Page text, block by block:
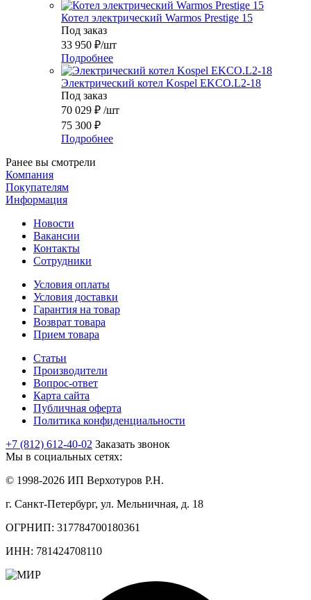
Котел электрический Warmos Prestige 15
Под заказ
33 950 ₽/шт
Подробнее
Электрический котел Kospel EKCO.L2-18
Под заказ
70 029 ₽ /шт
75 300 ₽
Подробнее
Ранее вы смотрели
Компания
Покупателям
Информация
Новости
Вакансии
Контакты
Сотрудники
Условия оплаты
Условия доставки
Гарантия на товар
Возврат товара
Прием товара
Статьи
Производители
Вопрос-ответ
Карта сайта
Публичная оферта
Политика конфиденциальности
+7 (812) 612-40-02 Заказать звонок
Мы в социальных сетях:
© 1998-2026 ИП Верхотуров Р.Н.
г. Санкт-Петербург, ул. Мельничная, д. 18
ОГРНИП: 317784700180361
ИНН: 781424708110